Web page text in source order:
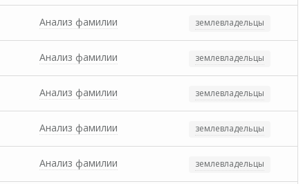
Анализ фамилии землевладельцы
Анализ фамилии землевладельцы
Анализ фамилии землевладельцы
Анализ фамилии землевладельцы
Анализ фамилии землевладельцы